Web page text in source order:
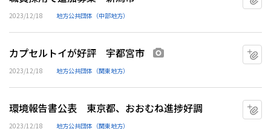
2023/12/18 地方公共団体（中部地方）
カプセルトイが好評 宇都宮市
2023/12/18 地方公共団体（関東地方）
環境報告書公表 東京都、おおむね進捗好調
2023/12/18 地方公共団体（関東地方）